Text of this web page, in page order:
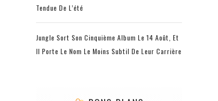
Tendue De L’été
Jungle Sort Son Cinquième Album Le 14 Août, Et
Il Porte Le Nom Le Moins Subtil De Leur Carrière